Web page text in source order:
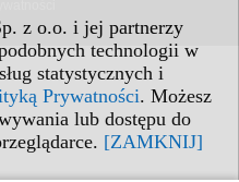
z o.o. i jej partnerzy
technologii w
statystycznych i
Prywatności. Możesz
lub dostępu do
[ZAMKNIJ]